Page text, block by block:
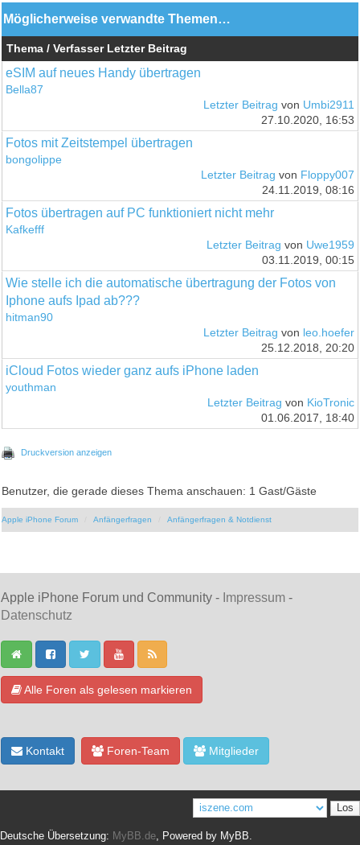
Möglicherweise verwandte Themen…
Thema / Verfasser Letzter Beitrag
eSIM auf neues Handy übertragen
Bella87
Letzter Beitrag von Umbi2911
27.10.2020, 16:53
Fotos mit Zeitstempel übertragen
bongolippe
Letzter Beitrag von Floppy007
24.11.2019, 08:16
Fotos übertragen auf PC funktioniert nicht mehr
Kafkefff
Letzter Beitrag von Uwe1959
03.11.2019, 00:15
Wie stelle ich die automatische übertragung der Fotos von
Iphone aufs Ipad ab???
hitman90
Letzter Beitrag von leo.hoefer
25.12.2018, 20:20
iCloud Fotos wieder ganz aufs iPhone laden
youthman
Letzter Beitrag von KioTronic
01.06.2017, 18:40
Druckversion anzeigen
Benutzer, die gerade dieses Thema anschauen: 1 Gast/Gäste
Apple iPhone Forum Anfängerfragen Anfängerfragen & Notdienst
Apple iPhone Forum und Community - Impressum -
Datenschutz
Alle Foren als gelesen markieren
Kontakt Foren-Team Mitglieder
Deutsche Übersetzung: MyBB.de , Powered by MyBB